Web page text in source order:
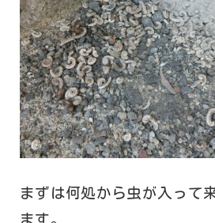
まずは何処から虫が入って
ます。